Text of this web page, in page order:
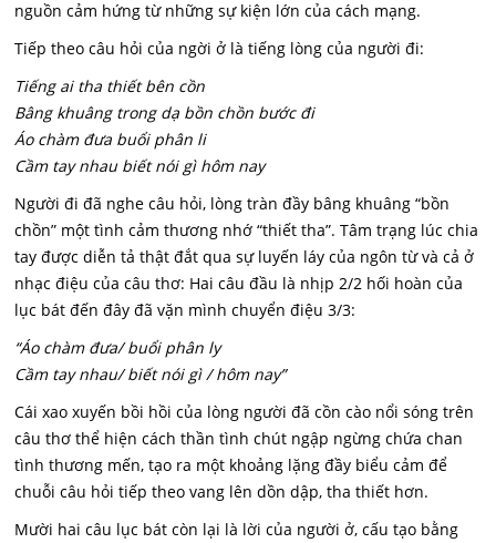
nguồn cảm hứng từ những sự kiện lớn của cách mạng.
Tiếp theo câu hỏi của ngời ở là tiếng lòng của người đi:
Tiếng ai tha thiết bên cồn
Bâng khuâng trong dạ bồn chồn bước đi
Áo chàm đưa buổi phân li
Cầm tay nhau biết nói gì hôm nay
Người đi đã nghe câu hỏi, lòng tràn đầy bâng khuâng “bồn
chồn” một tình cảm thương nhớ “thiết tha”. Tâm trạng lúc chia
tay được diễn tả thật đắt qua sự luyến láy của ngôn từ và cả ở
nhạc điệu của câu thơ: Hai câu đầu là nhịp 2/2 hối hoàn của
lục bát đến đây đã vặn mình chuyển điệu 3/3:
“Áo chàm đưa/ buổi phân ly
Cầm tay nhau/ biết nói gì / hôm nay”
Cái xao xuyến bồi hồi của lòng người đã cồn cào nổi sóng trên
câu thơ thể hiện cách thần tình chút ngập ngừng chứa chan
tình thương mến, tạo ra một khoảng lặng đầy biểu cảm để
chuỗi câu hỏi tiếp theo vang lên dồn dập, tha thiết hơn.
Mười hai câu lục bát còn lại là lời của người ở, cấu tạo bằng